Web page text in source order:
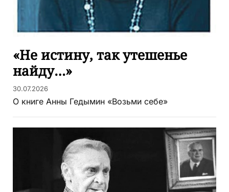
«Не истину, так утешенье
найду…»
30.07.2026
О книге Анны Гедымин «Возьми себе»